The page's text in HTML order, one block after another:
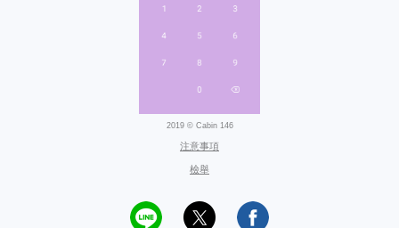
2019 © Cabin 146
注意事項
檢舉